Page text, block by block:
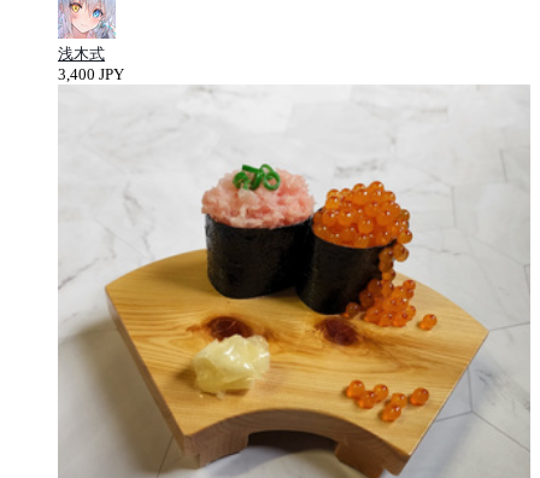
浅木式
3,400 JPY